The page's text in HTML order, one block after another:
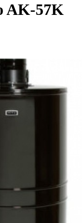
AK-57K